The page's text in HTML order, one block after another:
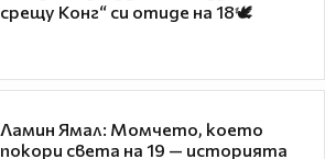
срещу Конг“ си отиде на 18🕊️
Ламин Ямал: Момчето, което
покори света на 19 — историята